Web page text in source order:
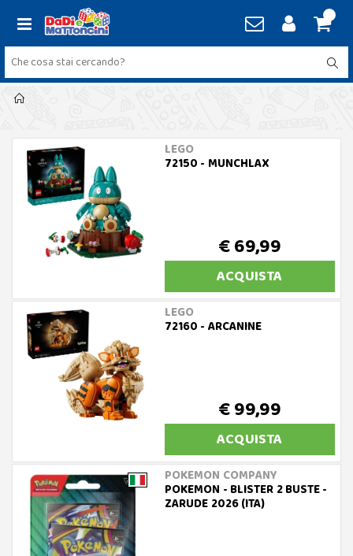
LEGO
72150 - MUNCHLAX
€ 69,99
ACQUISTA
LEGO
72160 - ARCANINE
€ 99,99
ACQUISTA
POKEMON COMPANY
POKEMON - BLISTER 2 BUSTE -
ZARUDE 2026 (ITA)